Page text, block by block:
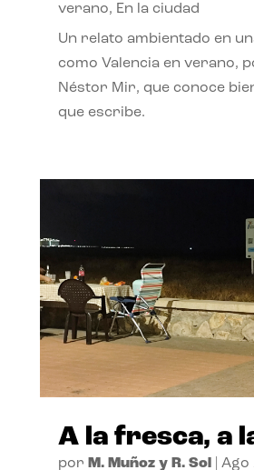
verano, En la ciudad
Un relato ambientado en
como Valencia en verano,
Néstor Mir, que conoce
que escribe.
A la fresca, a
por M. Muñoz y R. Sol| Ago